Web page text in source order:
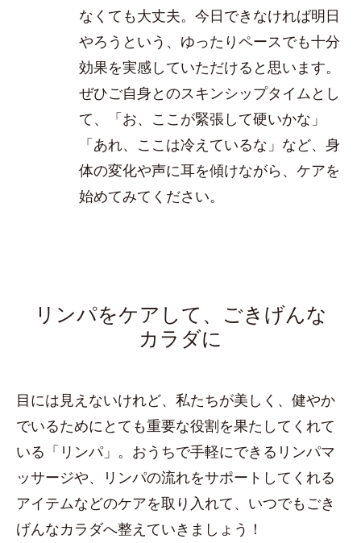
なくても大丈夫。今日できなければ明日
やろうという、ゆったりペースでも十分
効果を実感していただけると思います。
ぜひご自身とのスキンシップタイムとし
て、「お、ここが緊張して硬いかな」
「あれ、ここは冷えているな」など、身
体の変化や声に耳を傾けながら、ケアを
始めてみてください。
リンパをケアして、ごきげんな
カラダに
目には見えないけれど、私たちが美しく、健やか
でいるためにとても重要な役割を果たしてくれて
いる「リンパ」。おうちで手軽にできるリンパマ
ッサージや、リンパの流れをサポートしてくれる
アイテムなどのケアを取り入れて、いつでもごき
げんなカラダへ整えていきましょう！